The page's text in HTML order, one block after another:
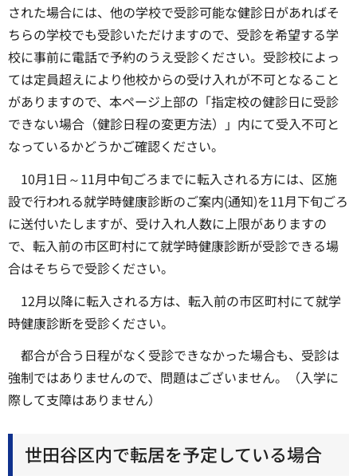
された場合には、他の学校で受診可能な健診日があればそ
ちらの学校でも受診いただけますので、受診を希望する学
校に事前に電話で予約のうえ受診ください。受診校によっ
ては定員超えにより他校からの受け入れが不可となること
がありますので、本ページ上部の「指定校の健診日に受診
できない場合（健診日程の変更方法）」内にて受入不可と
なっているかどうかご確認ください。
10月1日～11月中旬ごろまでに転入される方には、区施
設で行われる就学時健康診断のご案内(通知)を11月下旬ごろ
に送付いたしますが、受け入れ人数に上限がありますの
で、転入前の市区町村にて就学時健康診断が受診できる場
合はそちらで受診ください。
12月以降に転入される方は、転入前の市区町村にて就学
時健康診断を受診ください。
都合が合う日程がなく受診できなかった場合も、受診は
強制ではありませんので、問題はございません。（入学に
際して支障はありません）
世田谷区内で転居を予定している場合